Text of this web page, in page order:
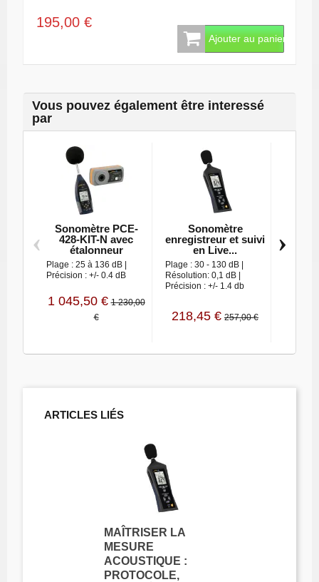
195,00 €
Ajouter au panier
Vous pouvez également être interessé
par
Sonomètre PCE-
428-KIT-N avec
étalonneur
Plage : 25 à 136 dB |
Précision : +/- 0.4 dB
1 045,50 € 1 230,00
€
Sonomètre
enregistreur et suivi
en Live...
Plage : 30 - 130 dB |
Résolution: 0,1 dB |
Précision : +/- 1.4 db
218,45 € 257,00 €
‹ ›
ARTICLES LIÉS
MAÎTRISER LA
MESURE
ACOUSTIQUE :
PROTOCOLE,